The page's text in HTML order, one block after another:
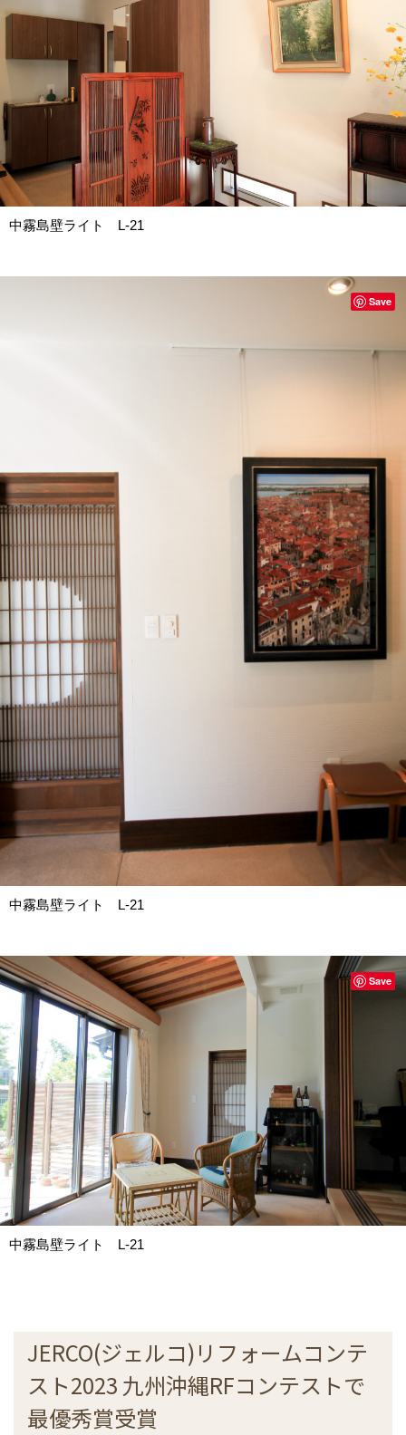
中霧島壁ライト L-21
中霧島壁ライト L-21
Save
中霧島壁ライト L-21
Save
JERCO(ジェルコ)リフォームコンテ
スト2023 九州沖縄RFコンテストで
最優秀賞受賞